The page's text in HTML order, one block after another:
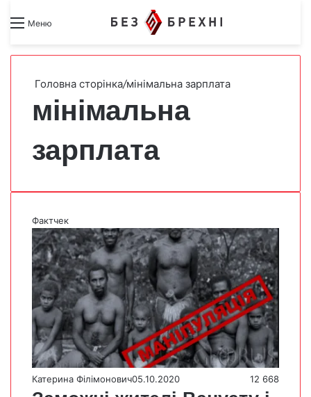
Меню Search forSwitch skin
Головна сторінка/мінімальна зарплата
мінімальна
зарплата
Фактчек
Катерина Філімонович05.10.2020 12 668